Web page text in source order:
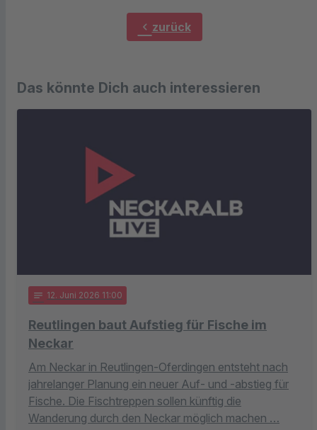
chevron_left zurück
Das könnte Dich auch interessieren
notes 12. Juni 2026 11:00
Reutlingen baut Aufstieg für Fische im
Neckar
Am Neckar in Reutlingen-Oferdingen entsteht nach
jahrelanger Planung ein neuer Auf- und -abstieg für
Fische. Die Fischtreppen sollen künftig die
Wanderung durch den Neckar möglich machen …